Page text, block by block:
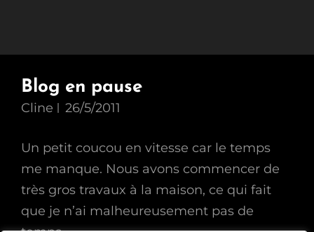
Blog en pause
Cline 26/5/2011
Un petit coucou en vitesse car le temps
me manque. Nous avons commencer de
très gros travaux à la maison, ce qui fait
que je n’ai malheureusement pas de